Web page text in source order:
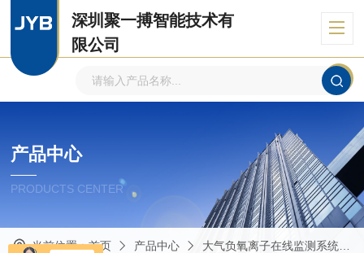
深圳聚一搏智能技术有
限公司
产品中心
PRODUCTS CENTER
当前位置：首页 产品中心 大气负氧离子在线监测系统